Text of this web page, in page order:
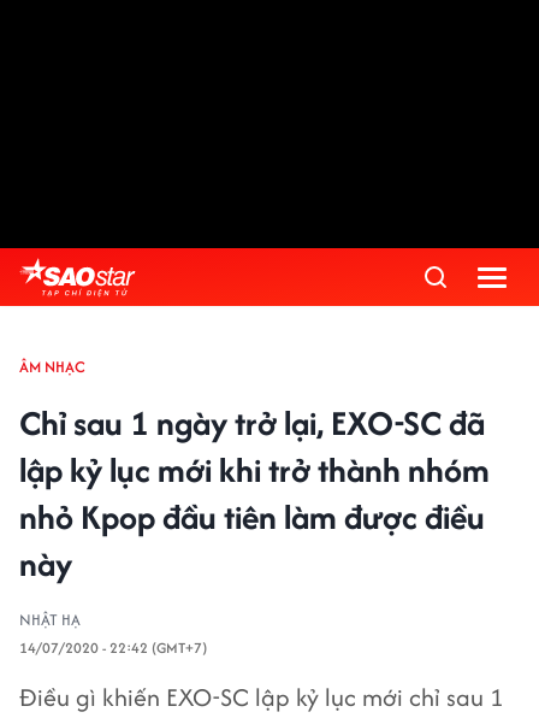
ÂM NHẠC
Chỉ sau 1 ngày trở lại, EXO-SC đã
lập kỷ lục mới khi trở thành nhóm
nhỏ Kpop đầu tiên làm được điều
này
NHẬT HẠ
14/07/2020 - 22:42 (GMT+7)
Điều gì khiến EXO-SC lập kỷ lục mới chỉ sau 1